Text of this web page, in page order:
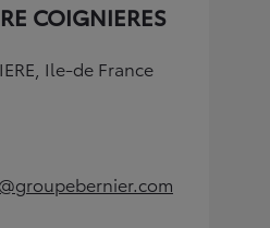
COIGNIERES
Ile-de France
in new tab)